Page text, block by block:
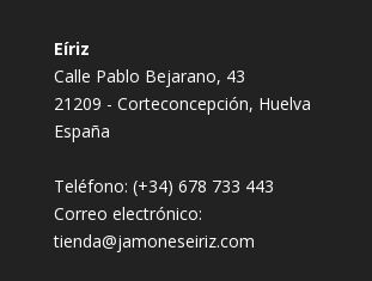
Eíriz
Calle Pablo Bejarano, 43
21209 - Corteconcepción, Huelva
España
Teléfono: (+34) 678 733 443
Correo electrónico:
tienda@jamoneseiriz.com